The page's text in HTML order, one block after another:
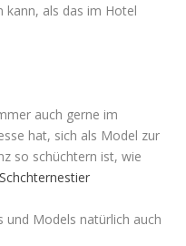
kann, als das im Hotel
auch gerne im
hat, sich als Model zur
so schüchtern ist, wie
und Models natürlich auch